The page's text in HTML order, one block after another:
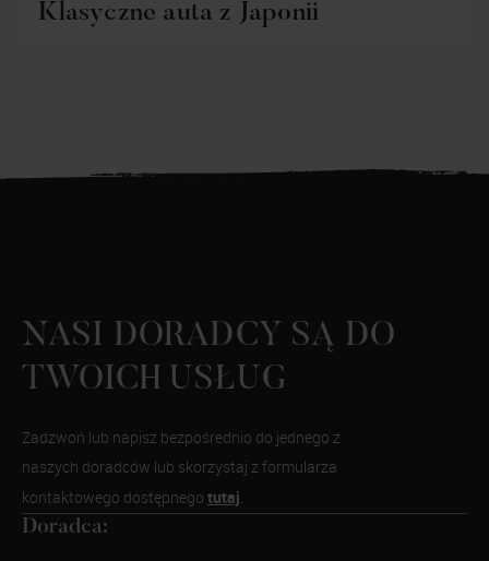
Klasyczne auta z Japonii
NASI DORADCY SĄ DO
TWOICH USŁUG
Zadzwoń lub napisz bezpośrednio do jednego z
naszych doradców lub skorzystaj z formularza
kontaktowego dostępnego tutaj.
Doradca: